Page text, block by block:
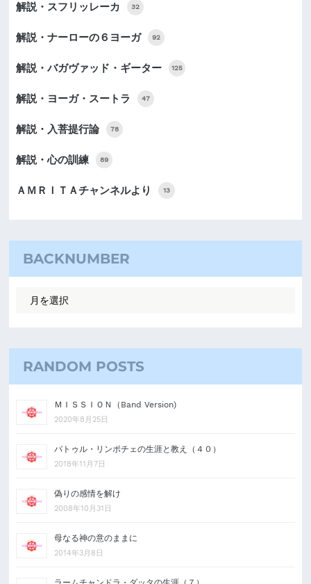
解説・スフリッレーカ 32
解説・ナーローの６ヨーガ 92
解説・バガヴァッド・ギーター 125
解説・ヨーガ・スートラ 47
解説・入菩提行論 78
解説・心の訓練 89
ＡＭＲＩＴＡチャンネルより 13
BACKNUMBER
RANDOM POSTS
ＭＩＳＳＩＯＮ（Band Version)
2020年8月25日
パトゥル・リンポチェの生涯と教え（４０）
2018年11月7日
偽りの感情を解け
2008年10月31日
母なる神の意のままに
2014年3月8日